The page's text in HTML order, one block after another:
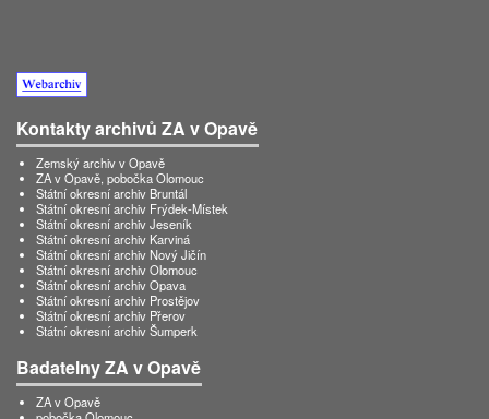
Kontakty archivů ZA v Opavě
Zemský archiv v Opavě
ZA v Opavě, pobočka Olomouc
Státní okresní archiv Bruntál
Státní okresní archiv Frýdek-Místek
Státní okresní archiv Jeseník
Státní okresní archiv Karviná
Státní okresní archiv Nový Jičín
Státní okresní archiv Olomouc
Státní okresní archiv Opava
Státní okresní archiv Prostějov
Státní okresní archiv Přerov
Státní okresní archiv Šumperk
Badatelny ZA v Opavě
ZA v Opavě